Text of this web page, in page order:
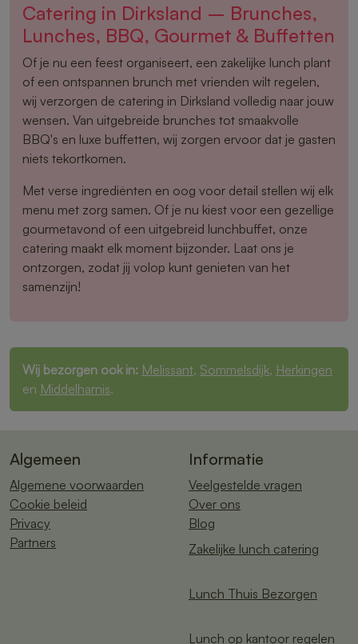
Catering in Dirksland – Brunches,
Lunches, BBQ, Gourmet & Buffetten
Of je nu een feest organiseert, een zakelijke lunch plant
of een ontspannen brunch met vrienden wilt regelen,
wij verzorgen de catering in Dirksland volledig naar jouw
wensen. Van uitgebreide brunches tot smaakvolle
BBQ's en luxe buffetten, wij zorgen ervoor dat je gasten
niets tekortkomen.
Met verse ingrediënten en oog voor detail stellen wij elk
menu met zorg samen. Of je nu kiest voor een gezellige
gourmetavond of een uitgebreid lunchbuffet, onze
catering maakt elk moment bijzonder. Laat ons je
ontzorgen, zodat jij volop kunt genieten van het
samenzijn!
Wij bezorgen ook in: Melissant, Sommelsdijk, Herkingen
en Middelharnis.
Algemeen
Algemene voorwaarden
Cookie beleid
Privacy
Partners
Informatie
Veelgestelde vragen
Over ons
Blog
Zakelijke lunch catering
Lunch Thuis Bezorgen
Lunch op kantoor regelen